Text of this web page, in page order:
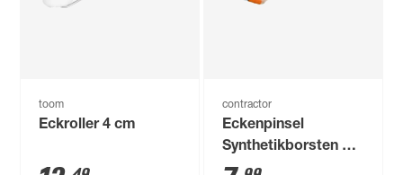
toom
Eckroller 4 cm
contractor
Eckenpinsel
Synthetikborsten 50
mm